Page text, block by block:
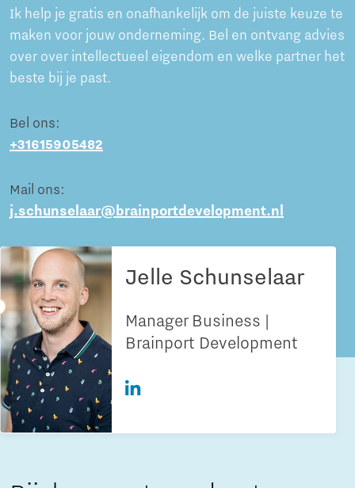
Ik help je gratis en onafhankelijk om de juiste keuze te
maken voor jouw onderneming. Bel en ontvang advies
over over intellectueel eigendom en welke partner het
beste bij je past.
Bel ons:
+31615905482
Mail ons:
j.schunselaar@brainportdevelopment.nl
Jelle Schunselaar
Manager Business |
Brainport Development